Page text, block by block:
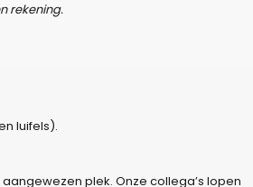
rekening.
luifels).
plek. Onze collega’s lopen